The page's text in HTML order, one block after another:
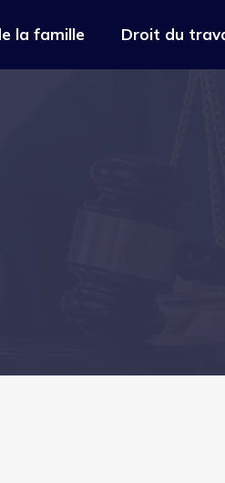
la famille Droit du